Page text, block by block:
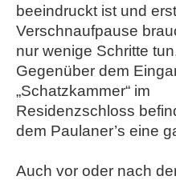
beeindruckt ist und
Verschnaufpause
nur wenige Schritte
Gegenüber dem
„Schatzkammer“ im
Residenzschloss
dem Paulaner’s eine
Auch vor oder nach